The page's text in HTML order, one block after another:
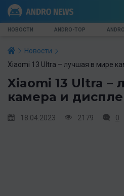
НОВОСТИ ANDRO-TOP
Новости
Xiaomi 13 Ultra – лучшая в мире
Xiaomi 13 Ultra –
камера и
18.04.2023 2179 0